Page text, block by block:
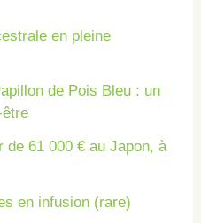
en pleine
de Pois Bleu : un
de 61 000 € au Japon, à
en infusion (rare)